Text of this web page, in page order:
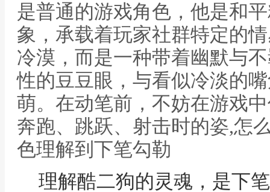
是普通的游戏角色，他是和
象，承载着玩家社群特定的
冷漠，而是一种带着幽默与
性的豆豆眼，与看似冷淡的
萌。在动笔前，不妨在游戏
奔跑、跳跃、射击时的姿,怎
色理解到下笔勾勒
理解酷二狗的灵魂，是下